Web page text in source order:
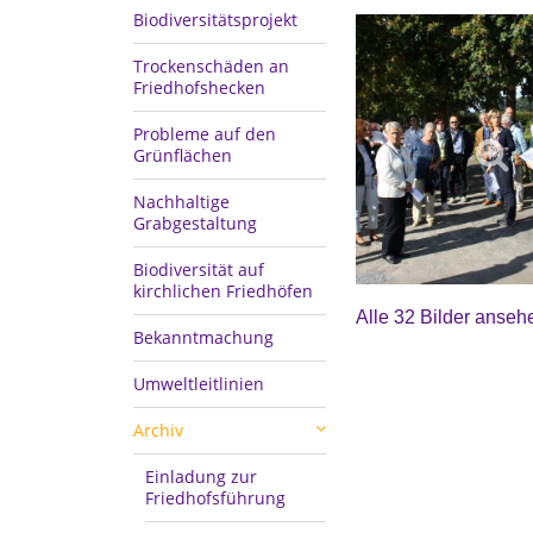
Biodiversitätsprojekt
Trockenschäden an
Friedhofshecken
Probleme auf den
Grünflächen
Nachhaltige
Grabgestaltung
Biodiversität auf
kirchlichen Friedhöfen
Bekanntmachung
Umweltleitlinien
Archiv
Einladung zur
Friedhofsführung
Alle 32 Bilder